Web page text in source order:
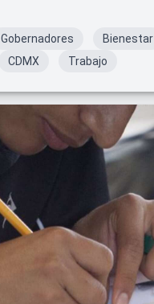
Gobernadores
Bienestar
CDMX Trabajo